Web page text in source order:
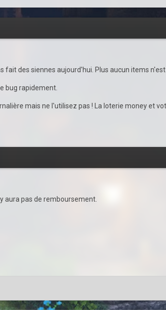
fait des siennes aujourd'hui. Plus aucun items n'est
bug rapidement.
mais ne l'utilisez pas ! La loterie money et
aura pas de remboursement.